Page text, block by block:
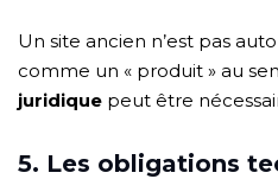
Un site ancien n’est pas
comme un « produit » au
juridique peut être
5. Les obligations